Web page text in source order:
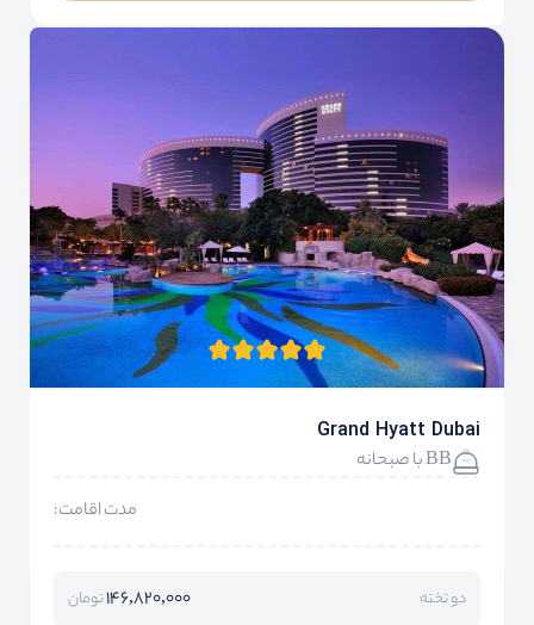
Grand Hyatt Dubai
BB با صبحانه
مدت اقامت:
دو تخته 146,820,000تومان